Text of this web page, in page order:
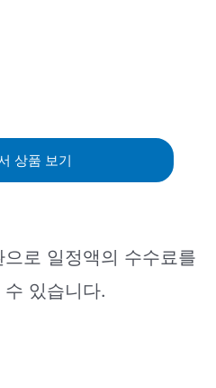
상품 보기
로 일정액의 수수료를
있습니다.